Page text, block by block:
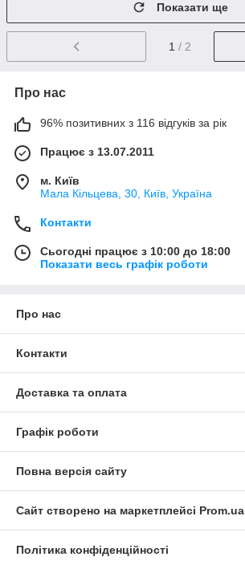
Показати ще
1 / 2
Про нас
96% позитивних з 116 відгуків за рік
Працює з 13.07.2011
м. Київ
Мала Кільцева, 30, Київ, Україна
Контакти
Сьогодні працює з 10:00 до 18:00
Показати весь графік роботи
Про нас
Контакти
Доставка та оплата
Графік роботи
Повна версія сайту
Сайт створено на маркетплейсі Prom.ua
Політика конфіденційності